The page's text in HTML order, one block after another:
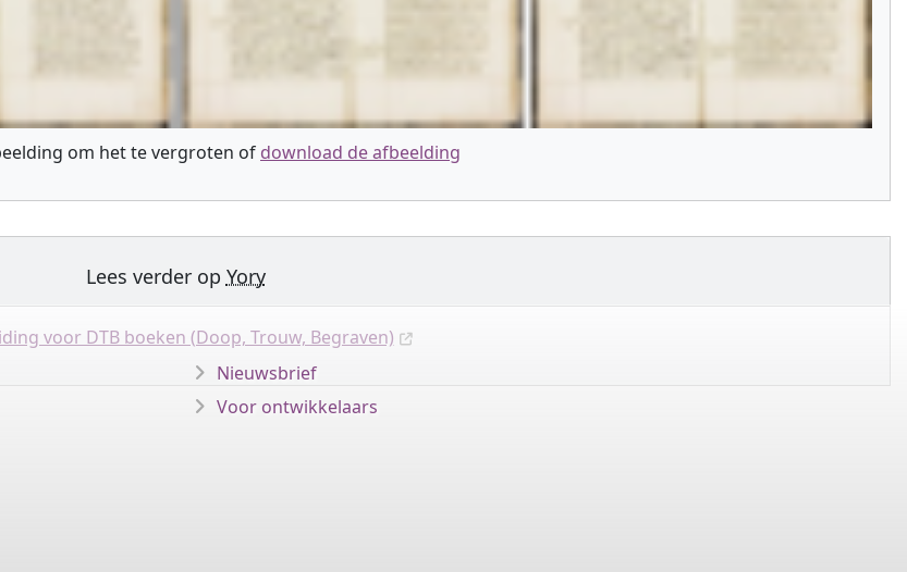
om het te vergroten of download de afbeelding
Lees verder op Yory
voor DTB boeken (Doop, Trouw, Begraven)
Nieuwsbrief
Voor ontwikkelaars